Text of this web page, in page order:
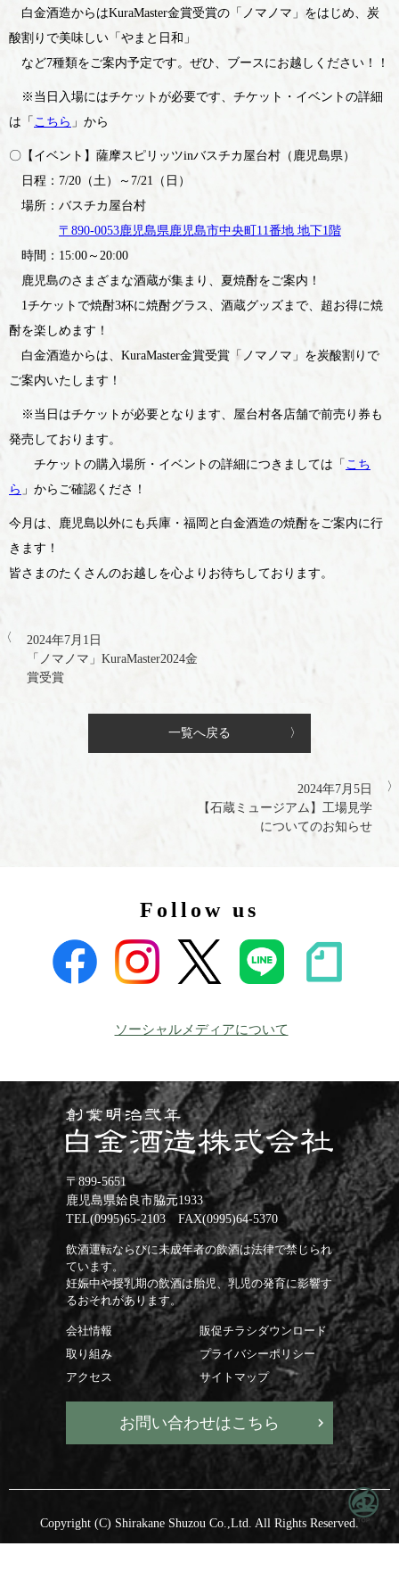
白金酒造からはKuraMaster金賞受賞の「ノマノマ」 をはじめ、炭
酸割りで美味しい「やまと日和」
など7種類をご案内予定です。ぜひ、ブースにお越しください！！
※当日入場にはチケットが必要です、チケット・イベントの詳細
は「 こちら 」から
〇【イベント】薩摩スピリッツinバスチカ屋台村（鹿児島県）
日程：7/20（土）～7/21（日）
場所：バスチカ屋台村
〒890-0053鹿児島県鹿児島市中央町11番地 地下1階
時間：15:00～20:00
鹿児島のさまざまな酒蔵が集まり、夏焼酎をご案内！
1チケットで焼酎3杯に焼酎グラス、酒蔵グッズまで、超お得に焼
酎を楽しめます！
白金酒造からは、 KuraMaster金賞受賞「ノマノマ」 を炭酸割り で
ご案内いたします！
※当日はチケットが必要となります、屋台村各店舗で前売り券も
発売しております。
チケットの購入場所・イベントの詳細につきましては「 こち
ら 」からご確認くださ！
今月は、鹿児島以外にも兵庫・福岡と白金酒造の焼酎をご案内に行
きます！
皆さまのたくさんのお越しを心よりお待ちしております。
2024年7月1日
「ノマノマ」KuraMaster2024金
賞受賞
一覧へ戻る
2024年7月5日
【石蔵ミュージアム】工場見学
についてのお知らせ
Follow us
ソーシャルメディアについて
〒899-5651
鹿児島県姶良市脇元1933
TEL(0995)65-2103 FAX(0995)64-5370
飲酒運転ならびに未成年者の飲酒は法律で禁じられ
ています。
妊娠中や授乳期の飲酒は胎児、乳児の発育に影響す
るおそれがあります。
会社情報
販促チラシダウンロード
取り組み
プライバシーポリシー
アクセス
サイトマップ
お問い合わせはこちら
Copyright (C) Shirakane Shuzou Co.,Ltd. All Rights Reserved.